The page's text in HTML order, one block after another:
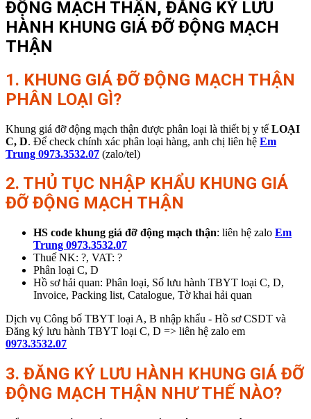
ĐỘNG MẠCH THẬN, ĐĂNG KÝ LƯU
HÀNH KHUNG GIÁ ĐỠ ĐỘNG MẠCH
THẬN
1. KHUNG GIÁ ĐỠ ĐỘNG MẠCH THẬN
PHÂN LOẠI GÌ?
Khung giá đỡ động mạch thận được phân loại là thiết bị y tế LOẠI
C, D. Để check chính xác phân loại hàng, anh chị liên hệ Em
Trung 0973.3532.07 (zalo/tel)
2. THỦ TỤC NHẬP KHẨU KHUNG GIÁ
ĐỠ ĐỘNG MẠCH THẬN
HS code khung giá đỡ động mạch thận: liên hệ zalo Em
Trung 0973.3532.07
Thuế NK: ?, VAT: ?
Phân loại C, D
Hồ sơ hải quan: Phân loại, Số lưu hành TBYT loại C, D,
Invoice, Packing list, Catalogue, Tờ khai hải quan
Dịch vụ Công bố TBYT loại A, B nhập khẩu - Hồ sơ CSDT và
Đăng ký lưu hành TBYT loại C, D => liên hệ zalo em
0973.3532.07
3. ĐĂNG KÝ LƯU HÀNH KHUNG GIÁ ĐỠ
ĐỘNG MẠCH THẬN NHƯ THẾ NÀO?